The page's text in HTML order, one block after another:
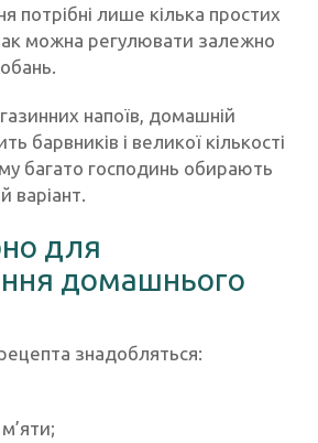
потрібні лише кілька простих
можна регулювати залежно
напоїв, домашній
барвників і великої кількості
багато господинь обирають
варіант.
для
домашнього
знадобляться: